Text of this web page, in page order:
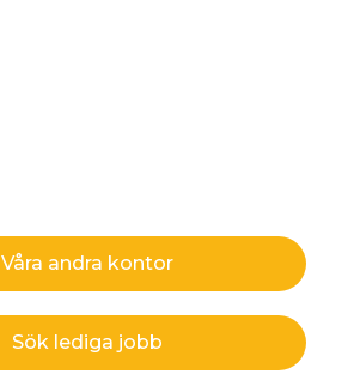
Våra andra kontor
Sök lediga jobb